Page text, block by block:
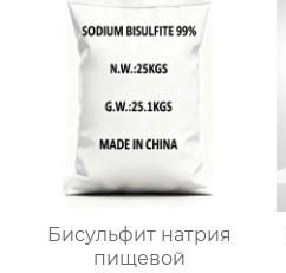
Бисульфит натрия
пищевой